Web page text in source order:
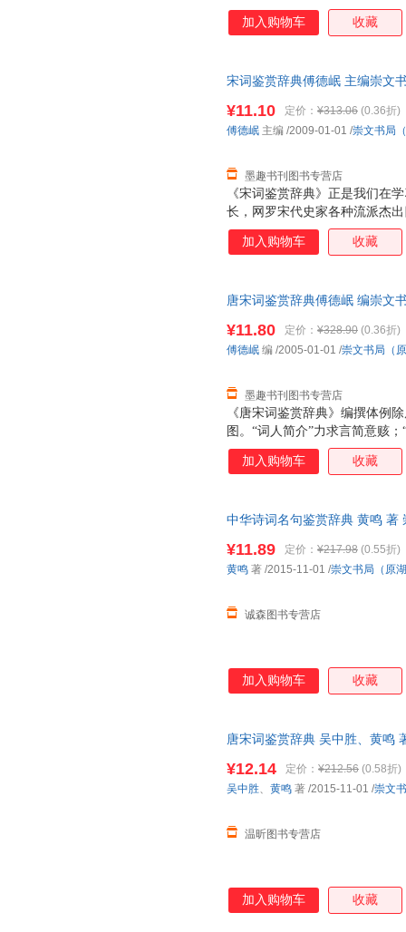
撰体例除原词外，特有词人简
意赅；“注释”疏通词义，求其
的附录。其中，“词牌简介”能
加入购物车 收藏
宋词鉴赏辞典傅德岷 主编崇文
《宋词鉴赏辞典》正是我们在
长，网罗宋代史家各种流派杰
撰体例除原词外，特有词人简
意赅；“注释”疏通词义，求其
的附录。其中，“词牌简介”能
¥11.10 定价： ¥313.06 (0.36折)
墨趣书刊图书专营店
傅德岷 主编 /2009-01-01 /崇文书局
加入购物车 收藏
唐宋词鉴赏辞典傅德岷 编崇文
《唐宋词鉴赏辞典》编撰体例
图。“词人简介”力求言简意赅
深入浅出，生动活泼，优美精
情；适量的“插图”则以视觉形
可谓事半功倍。愿我们精心编
起，至北宋南宋而大成，由小
各异，精品如林。《唐宋词鉴
¥11.80 定价： ¥328.90 (0.36折)
墨趣书刊图书专营店
傅德岷 编 /2005-01-01 /崇文书局（
加入购物车 收藏
中华诗词名句鉴赏辞典 黄鸣 著
¥11.89 定价： ¥217.98 (0.55折)
诚森图书专营店
黄鸣 著 /2015-11-01 /崇文书局（原
加入购物车 收藏
唐宋词鉴赏辞典 吴中胜、黄鸣
¥12.14 定价： ¥212.56 (0.58折)
温昕图书专营店
吴中胜、 黄鸣 著 /2015-11-01 /崇文
加入购物车 收藏